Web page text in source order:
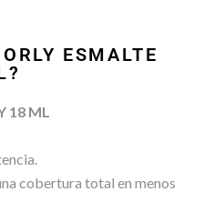
ESMALTE
18 ML
cobertura total en menos